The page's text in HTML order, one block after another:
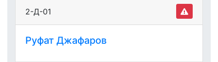
2-Д-01
Руфат Джафаров